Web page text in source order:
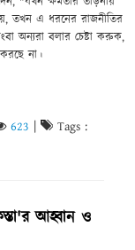
তখন এ ধরনের রাজনীতির
অন্যরা বলার চেষ্টা করুক,
না।
623 | Tags :
কস্তা'র আহ্বান ও